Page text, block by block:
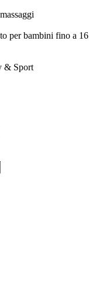
per bambini fino a 16
& Sport